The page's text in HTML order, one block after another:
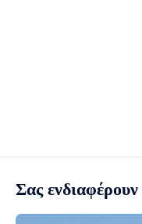
Σας ενδιαφέρουν